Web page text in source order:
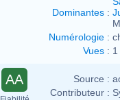
Dominantes :
Numérologie :
Vues :
AA Source :
Contributeur :